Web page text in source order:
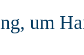
um